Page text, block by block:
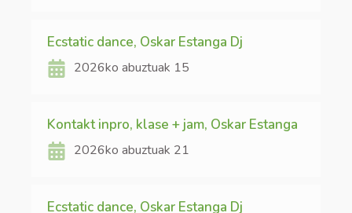
Ecstatic dance, Oskar Estanga Dj
2026ko abuztuak 15
Kontakt inpro, klase + jam, Oskar Estanga
2026ko abuztuak 21
Ecstatic dance, Oskar Estanga Dj